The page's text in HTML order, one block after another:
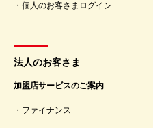
個人のお客さまログイン
法人のお客さま
加盟店サービスのご案内
ファイナンス